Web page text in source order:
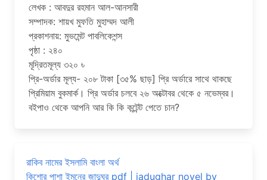
লেখক : আবদুর রহমান আল-আনসারী
সম্পাদক: শায়খ মুফতি মুহাম্মদ আলী
প্রকাশনায়: মুভমেন্ট পাবলিকেশন্স
পৃষ্ঠা : ২৪০
মূদ্রিতমূল্য ৩২০ ৳
প্রি-অর্ডার মূল্য- ২০৮ টাকা [৩৫% ছাড়] প্রি অর্ডারে সাথে থাকছে
প্রিমিয়াম বুকমার্ক। প্রি অর্ডার চলবে ২৬ অক্টোবর থেকে ৫ নভেম্বর।
বইপাও থেকে আপনি আর কি কি কন্টেন্ট পেতে চান?
রাকিব নামের ইসলামি বাংলা অর্থ
কিশোর পাশা ইমনের জাদুঘর pdf | jadughar novel by